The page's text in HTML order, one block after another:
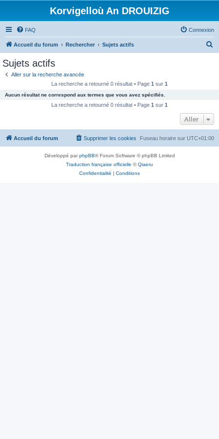
Korvigelloù An DROUIZIG
FAQ Connexion
Accueil du forum Rechercher Sujets actifs
c
e
Sujets actifs
Aller sur la recherche avancée
La recherche a retourné 0 résultat • Page 1 sur 1
Aucun résultat ne correspond aux termes que vous avez spécifiés.
La recherche a retourné 0 résultat • Page 1 sur 1
Aller
Accueil du forum Fuseau horaire sur UTC+01:00
Supprimer les cookies
Développé parphpBB® Forum Software © phpBB Limited
Traduction française officielle ©Qiaeru
Confidentialité | Conditions